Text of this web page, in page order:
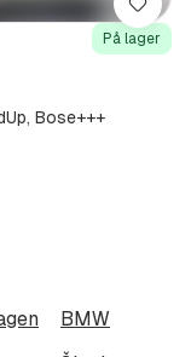
På lager
Bose+++
Lagre
BMW